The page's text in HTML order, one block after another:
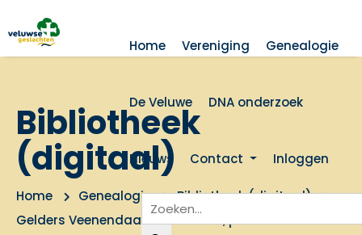
Home Vereniging Genealogie
De Veluwe DNA onderzoek
Nieuws Contact Inloggen
Bibliotheek
(digitaal)
Home Genealogie
Bibliotheek (digitaal)
Gelders Veenendaal, Bovenbuurt, protocol van